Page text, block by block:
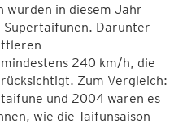
wurden in diesem Jahr
Supertaifunen. Darunter
240 km/h, die
Zum Vergleich:
und 2004 waren es
wie die Taifunsaison